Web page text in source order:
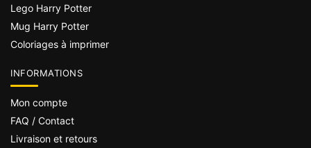
Lego Harry Potter
Mug Harry Potter
Coloriages à imprimer
INFORMATIONS
Mon compte
FAQ / Contact
Livraison et retours